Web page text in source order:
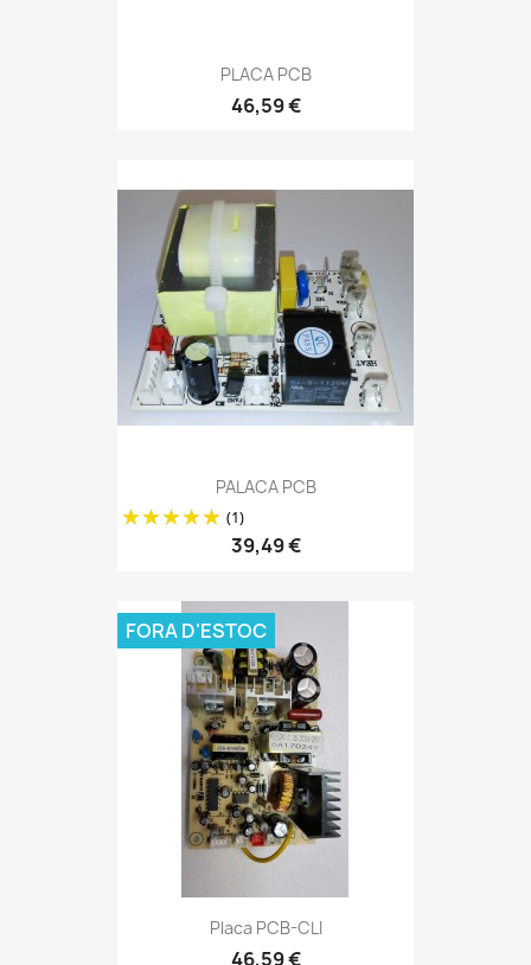
PLACA PCB
46,59 €
PALACA PCB
(1)
39,49 €
Placa PCB-CLI
46,59 €
FORA D'ESTOC